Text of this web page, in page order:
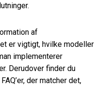
af
er vigtigt, hvilke modeller
implementerer
Derudover finder du
der matcher det,